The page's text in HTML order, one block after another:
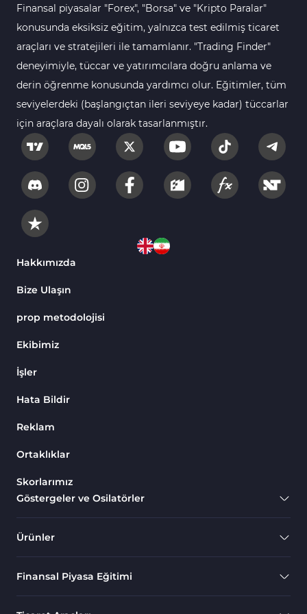
Para Birimi Gücü MT4
Göstergeleri
Intraday MT4 Göstergeleri 344
MetaTrader 4’te
DrawdownGöstergeleri
Binary Options MT4
Göstergeleri
Öncü MT4 Göstergeleri 75
Akıllı Para MT4 Göstergeleri 74
Destek ve Direnç MT4
Harmonik MT4 Göstergeleri
Aşırı Alım ve Aşırı Satım MT4
Göstergeleri
MetaTrader 4 için Fibonacci
Göstergeleri
Bantlar ve Kanallar MT4
Göstergeleri
Kurumsal Hisse Piyasası MT4
MT4 için Hareketli Göstergeleri
Scalping MT4 Göstergeleri
Finansal piyasalar "Forex", "Borsa" ve "Kripto Paralar"
konusunda eksiksiz eğitim, yalnızca test edilmiş ticaret
araçları ve stratejileri ile tamamlanır. "Trading Finder"
deneyimiyle, tüccar ve yatırımcılara doğru anlama ve
derin öğrenme konusunda yardımcı olur. Eğitimler, tüm
seviyelerdeki (başlangıçtan ileri seviyeye kadar) tüccarlar
için araçlara dayalı olarak tasarlanmıştır.
Hakkımızda
Bize Ulaşın
prop metodolojisi
Ekibimiz
İşler
Hata Bildir
Reklam
Ortaklıklar
Skorlarımız
Göstergeler ve Osilatörler
Ürünler
Finansal Piyasa Eğitimi